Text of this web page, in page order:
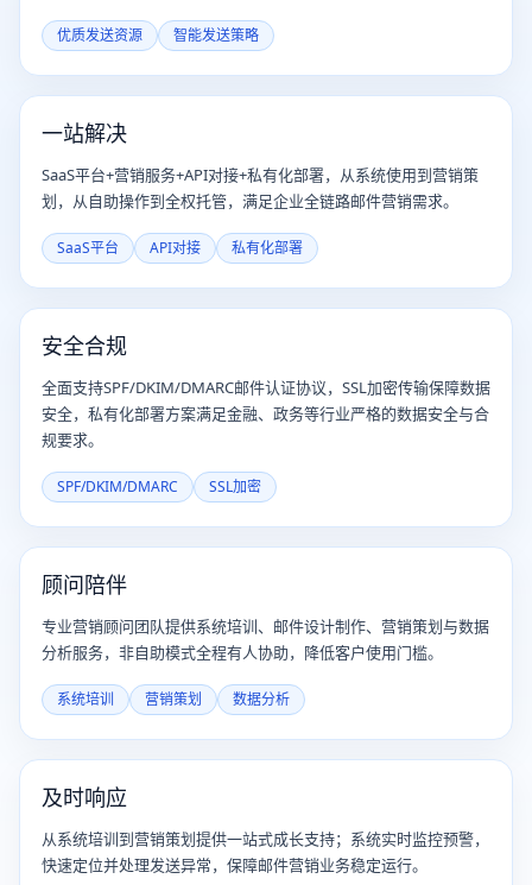
优质发送资源 智能发送策略
一站解决
SaaS平台+营销服务+API对接+私有化部署，从系统使用到营销策
划，从自助操作到全权托管，满足企业全链路邮件营销需求。
SaaS平台 API对接 私有化部署
安全合规
全面支持SPF/DKIM/DMARC邮件认证协议，SSL加密传输保障数据
安全，私有化部署方案满足金融、政务等行业严格的数据安全与合
规要求。
SPF/DKIM/DMARC SSL加密
顾问陪伴
专业营销顾问团队提供系统培训、邮件设计制作、营销策划与数据
分析服务，非自助模式全程有人协助，降低客户使用门槛。
系统培训 营销策划 数据分析
及时响应
从系统培训到营销策划提供一站式成长支持；系统实时监控预警，
快速定位并处理发送异常，保障邮件营销业务稳定运行。